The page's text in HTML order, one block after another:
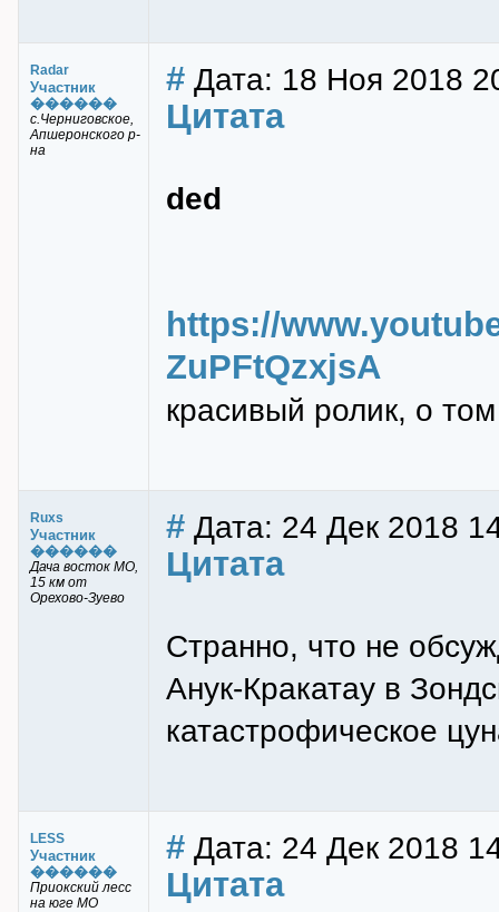
Radar
Участник
������
с.Черниговское,
Апшеронского р-
на
# Дата: 18 Ноя 2018
Цитата
ded
https://
ZuPFtQzxjsA
красивый ролик, о
Ruxs
Участник
������
Дача восток МО,
15 км от
Орехово-Зуево
# Дата: 24 Дек 2018
Цитата
Странно, что не
Анук-Кракатау в
катастрофическое
LESS
Участник
������
Приокский лесс
на юге МО
# Дата: 24 Дек 2018
Цитата